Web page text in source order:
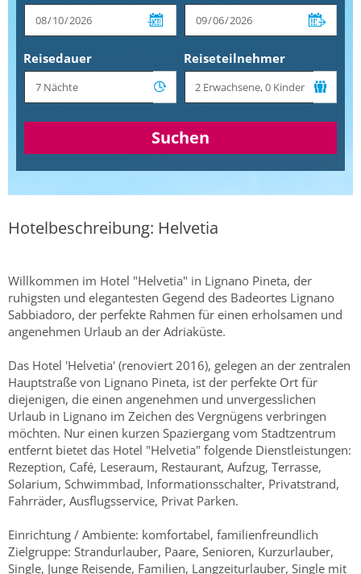
Reisedauer Reiseteilnehmer
Suchen
Hotelbeschreibung: Helvetia
Willkommen im Hotel "Helvetia" in Lignano Pineta, der
ruhigsten und elegantesten Gegend des Badeortes Lignano
Sabbiadoro, der perfekte Rahmen für einen erholsamen und
angenehmen Urlaub an der Adriaküste.
Das Hotel 'Helvetia' (renoviert 2016), gelegen an der zentralen
Hauptstraße von Lignano Pineta, ist der perfekte Ort für
diejenigen, die einen angenehmen und unvergesslichen
Urlaub in Lignano im Zeichen des Vergnügens verbringen
möchten. Nur einen kurzen Spaziergang vom Stadtzentrum
entfernt bietet das Hotel "Helvetia" folgende Dienstleistungen:
Rezeption, Café, Leseraum, Restaurant, Aufzug, Terrasse,
Solarium, Schwimmbad, Informationsschalter, Privatstrand,
Fahrräder, Ausflugsservice, Privat Parken.
Einrichtung / Ambiente: komfortabel, familienfreundlich
Zielgruppe: Strandurlauber, Paare, Senioren, Kurzurlauber,
Single, Junge Reisende, Familien, Langzeiturlauber, Single mit